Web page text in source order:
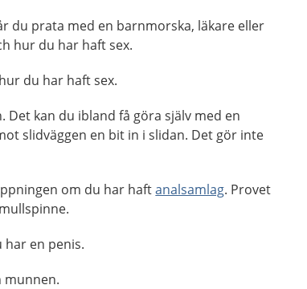
du prata med en barnmorska, läkare eller
hur du har haft sex.
du har haft sex.
kan du ibland få göra själv med en
slidväggen en bit in i slidan. Det gör inte
om du har haftanalsamlag. Provet
en penis.
munnen.